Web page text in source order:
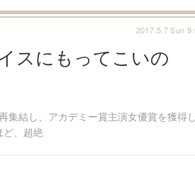
スにもってこいの
集結し、アカデミー賞主演女優賞を獲得し
、超絶
2017.5.7 Sun